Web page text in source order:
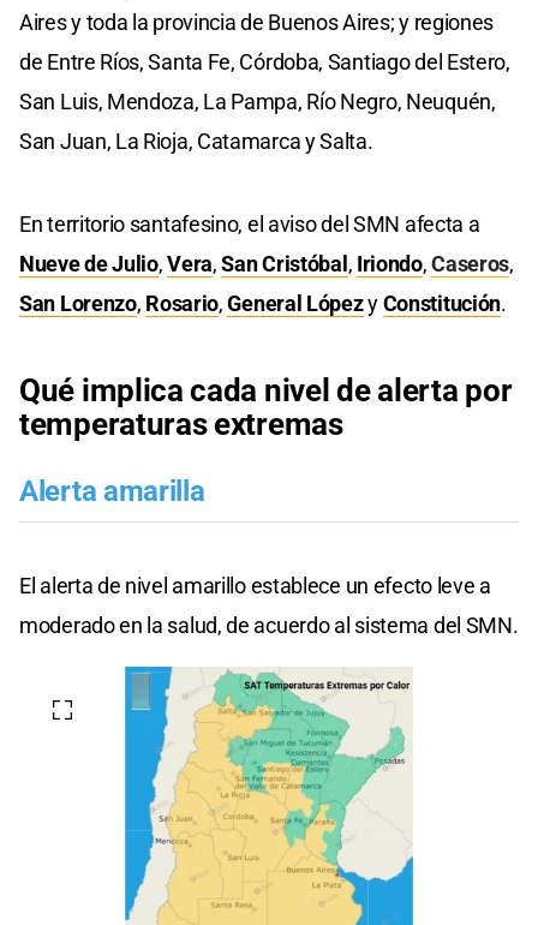
Aires y toda la provincia de Buenos Aires; y regiones
de Entre Ríos, Santa Fe, Córdoba, Santiago del Estero,
San Luis, Mendoza, La Pampa, Río Negro, Neuquén,
San Juan, La Rioja, Catamarca y Salta.
En territorio santafesino, el aviso del SMN afecta a
Nueve de Julio,Vera,San Cristóbal, Iriondo,Caseros,
San Lorenzo, Rosario,General LópezyConstitución.
Qué implica cada nivel de alerta por
temperaturas extremas
Alerta amarilla
El alerta de nivel amarillo establece un efecto leve a
moderado en la salud, de acuerdo al sistema del SMN.